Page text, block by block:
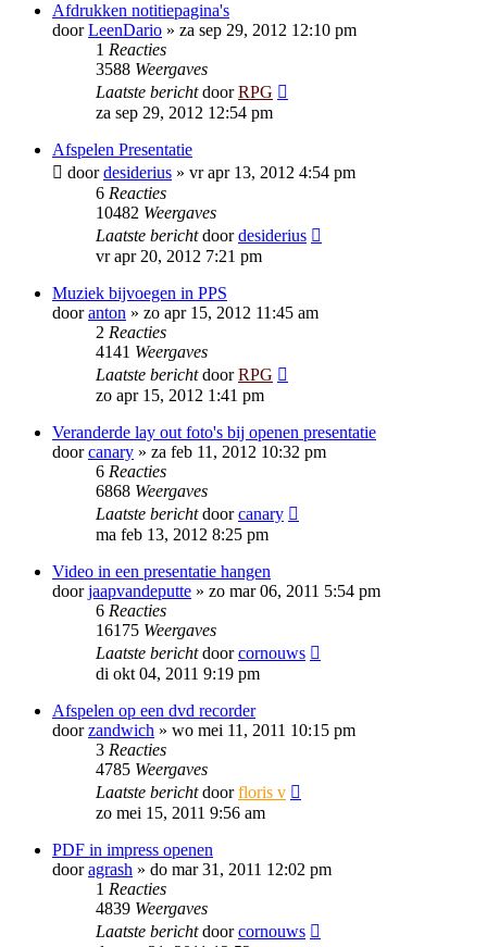
Afdrukken notitiepagina's
doorLeenDario » za sep 29, 2012 12:10 pm
1 Reacties
3588 Weergaves
Laatste berichtdoorRPG
za sep 29, 2012 12:54 pm
Afspelen Presentatie
doordesiderius » vr apr 13, 2012 4:54 pm
6 Reacties
10482 Weergaves
Laatste berichtdoordesiderius
vr apr 20, 2012 7:21 pm
Muziek bijvoegen in PPS
dooranton » zo apr 15, 2012 11:45 am
2 Reacties
4141 Weergaves
Laatste berichtdoorRPG
zo apr 15, 2012 1:41 pm
Veranderde lay out foto's bij openen presentatie
doorcanary » za feb 11, 2012 10:32 pm
6 Reacties
6868 Weergaves
Laatste berichtdoorcanary
ma feb 13, 2012 8:25 pm
Video in een presentatie hangen
doorjaapvandeputte » zo mar 06, 2011 5:54 pm
6 Reacties
16175 Weergaves
Laatste berichtdoorcornouws
di okt 04, 2011 9:19 pm
Afspelen op een dvd recorder
doorzandwich » wo mei 11, 2011 10:15 pm
3 Reacties
4785 Weergaves
Laatste berichtdoorfloris v
zo mei 15, 2011 9:56 am
PDF in impress openen
dooragrash » do mar 31, 2011 12:02 pm
1 Reacties
4839 Weergaves
Laatste berichtdoorcornouws